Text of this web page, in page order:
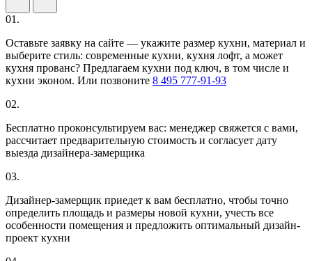
01.
Оставьте заявку на сайте — укажите размер кухни, материал и
выберите стиль: современные кухни, кухня лофт, а может
кухня прованс? Предлагаем кухни под ключ, в том числе и
кухни эконом. Или позвоните 8 495 777-91-93
02.
Бесплатно проконсультируем вас: менеджер свяжется с вами,
рассчитает предварительную стоимость и согласует дату
выезда дизайнера-замерщика
03.
Дизайнер-замерщик приедет к вам бесплатно, чтобы точно
определить площадь и размеры новой кухни, учесть все
особенности помещения и предложить оптимальный дизайн-
проект кухни